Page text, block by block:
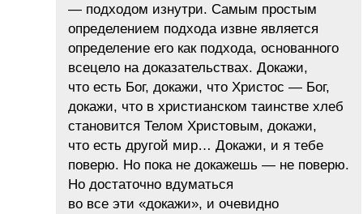
— подходом изнутри. Самым простым
определением подхода извне является
определение его как подхода, основанного
всецело на доказательствах. Докажи,
что есть Бог, докажи, что Христос — Бог,
докажи, что в христианском таинстве хлеб
становится Телом Христовым, докажи,
что есть другой мир… Докажи, и я тебе
поверю. Но пока не докажешь — не поверю.
Но достаточно вдуматься
во все эти «докажи», и очевидно